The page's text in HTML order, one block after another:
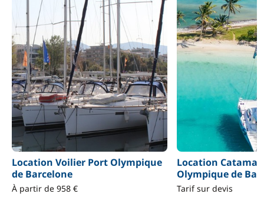
Location Voilier Port Olympique
de Barcelone
À partir de 958 €
Location
Olympique de
Tarif sur devis